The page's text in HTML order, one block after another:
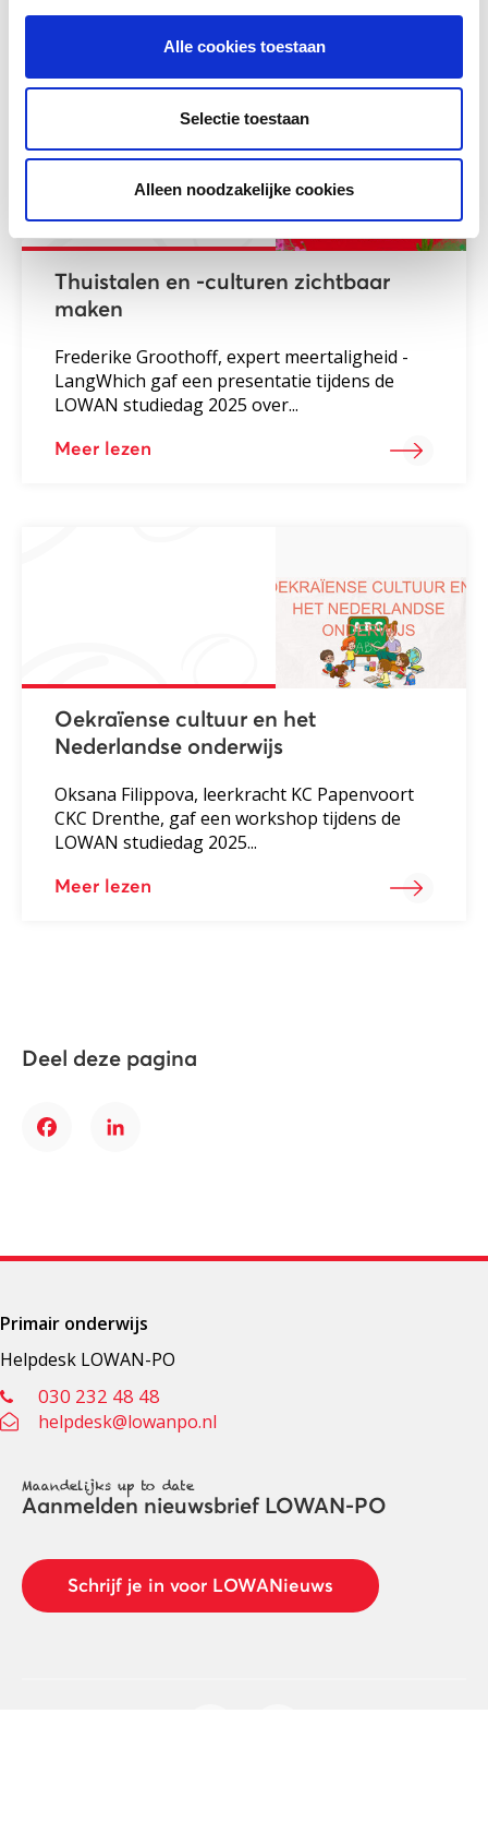
Alle cookies toestaan
Selectie toestaan
Alleen noodzakelijke cookies
Meer lezen
Thuistalen en -culturen zichtbaar
maken
Frederike Groothoff, expert meertaligheid -
LangWhich gaf een presentatie tijdens de
LOWAN studiedag 2025 over...
Meer lezen
Oekraïense cultuur en het
Nederlandse onderwijs
Oksana Filippova, leerkracht KC Papenvoort
CKC Drenthe, gaf een workshop tijdens de
LOWAN studiedag 2025...
Meer lezen
Deel deze pagina
FacebookLinkedIn
Primair onderwijs
Helpdesk LOWAN-PO
030 232 48 48
helpdesk@lowanpo.nl
Maandelijks up to date
Aanmelden nieuwsbrief LOWAN-PO
Schrijf je in voor LOWANieuws